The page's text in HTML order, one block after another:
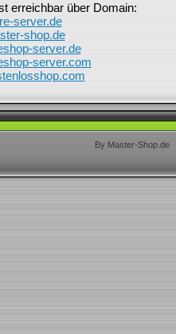
erreichbar über Domain:
server.de
shop.de
server.de
server.com
By Master-Shop.de